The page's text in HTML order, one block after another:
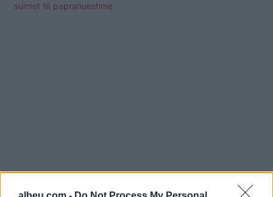
sulmet të papranueshme